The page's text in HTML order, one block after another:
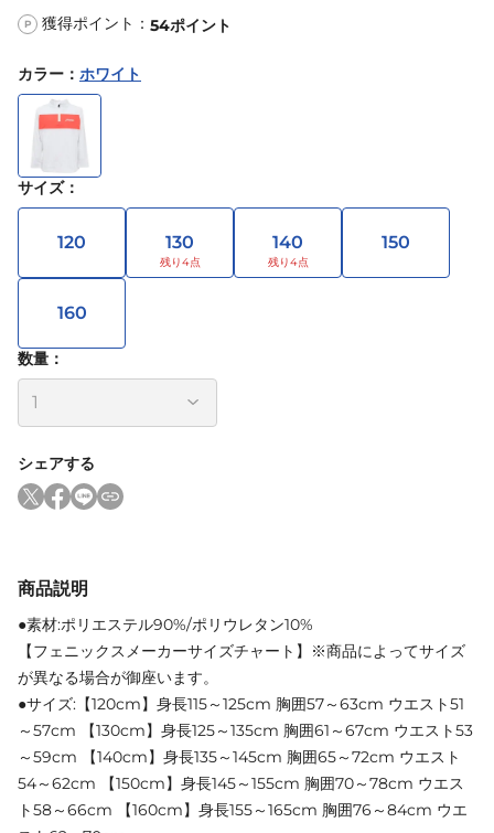
P 獲得ポイント： 54ポイント
カラー ： ホワイト
サイズ：
120 130 140 150
160
数量：
シェアする
商品説明
●素材:ポリエステル90%/ポリウレタン10%
【フェニックスメーカーサイズチャート】※商品によってサイズ
が異なる場合が御座います。
●サイズ:【120cm】身長115～125cm 胸囲57～63cm ウエスト51
～57cm 【130cm】身長125～135cm 胸囲61～67cm ウエスト53
～59cm 【140cm】身長135～145cm 胸囲65～72cm ウエスト
54～62cm 【150cm】身長145～155cm 胸囲70～78cm ウエス
ト58～66cm 【160cm】身長155～165cm 胸囲76～84cm ウエ